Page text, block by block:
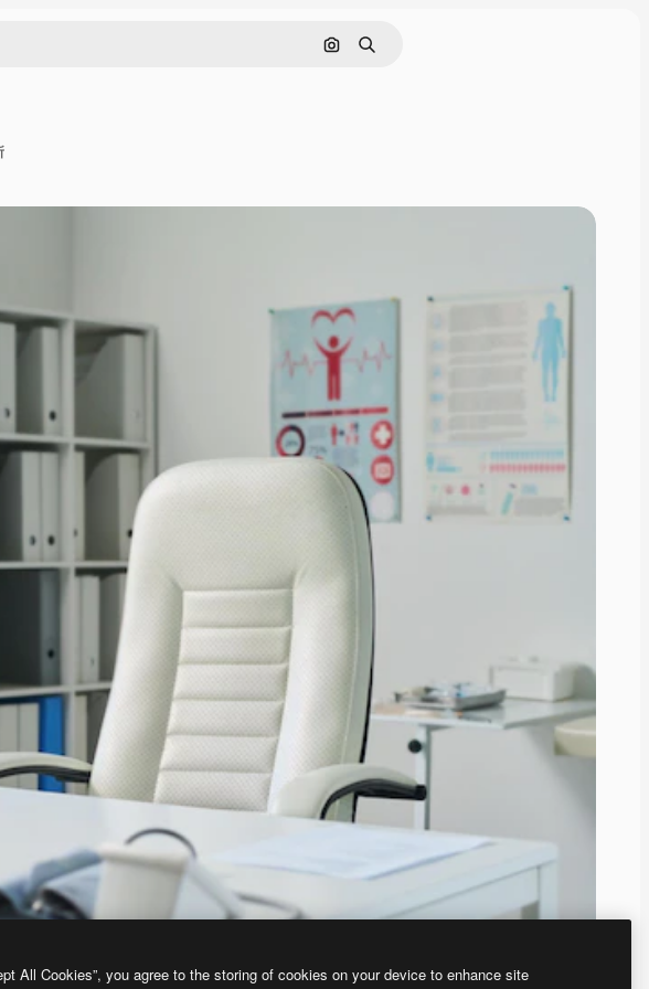
画像で検索
検索
All Cookies”, you agree to the storing of cookies on your device to enhance site